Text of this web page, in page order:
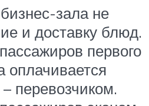
зала не
и доставку блюд.
первого
оплачивается
перевозчиком.